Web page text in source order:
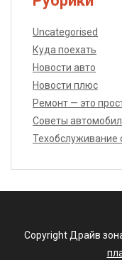
Uncategorised
Куда поехать
Новости авто
Новости плюс
Ремонт — это
Советы
Техобслуживание
Copyright Драйв